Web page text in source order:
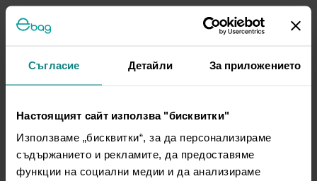
Съгласие Детайли За приложението
Настоящият сайт използва "бисквитки"
Използваме „бисквитки“, за да персонализираме
съдържанието и рекламите, да предоставяме
функции на социални медии и да анализираме